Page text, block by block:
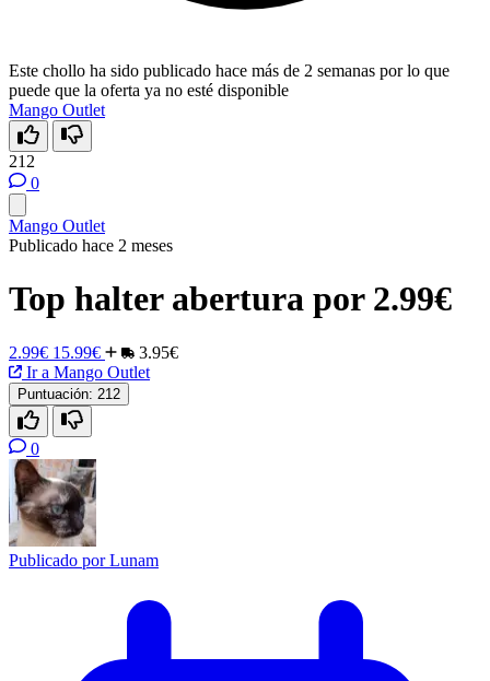
Este chollo ha sido publicado hace más de 2 semanas por lo que
puede que la oferta ya no esté disponible
Mango Outlet
212
0
Mango Outlet
Publicado hace 2 meses
Top halter abertura por 2.99€
2.99€ 15.99€
3.95€
Ir a Mango Outlet
Puntuación: 212
0
Publicado porLunam